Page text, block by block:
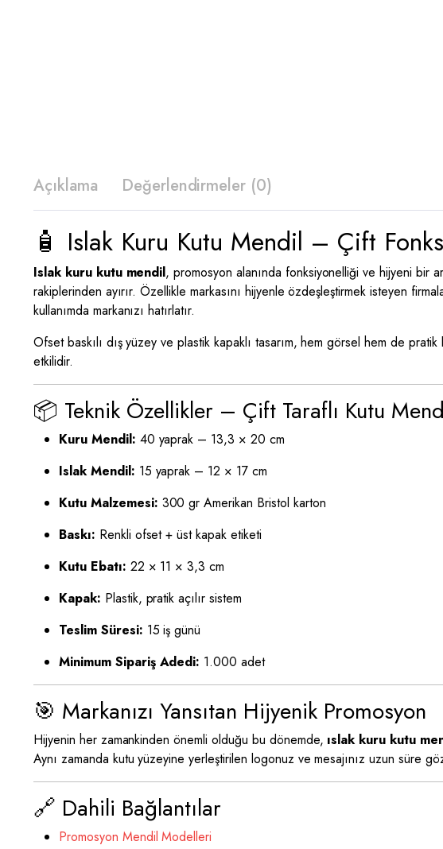
Açıklama Değerlendirmeler (0)
🧴 Islak Kuru Kutu Mendil – Çift
Islak kuru kutu mendil, promosyon alanında fonksiyonelliği ve hijyeni bir
rakiplerinden ayırır. Özellikle markasını hijyenle özdeşleştirmek isteyen
kullanımda markanızı hatırlatır.
Ofset baskılı dış yüzey ve plastik kapaklı tasarım, hem görsel hem de
etkilidir.
📦 Teknik Özellikler – Çift Taraflı Kutu
Kuru Mendil: 40 yaprak – 13,3 × 20 cm
Islak Mendil: 15 yaprak – 12 × 17 cm
Kutu Malzemesi: 300 gr Amerikan Bristol karton
Baskı: Renkli ofset + üst kapak etiketi
Kutu Ebatı: 22 × 11 × 3,3 cm
Kapak: Plastik, pratik açılır sistem
Teslim Süresi: 15 iş günü
Minimum Sipariş Adedi: 1.000 adet
🎯 Markanızı Yansıtan Hijyenik Promosyon
Hijyenin her zamankinden önemli olduğu bu dönemde, ıslak kuru kutu
Aynı zamanda kutu yüzeyine yerleştirilen logonuz ve mesajınız uzun süre
🔗 Dahili Bağlantılar
Promosyon Mendil Modelleri